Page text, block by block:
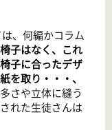
、何編かコラム
子はなく、これ
子に合ったデザ
を取り・・・、
さや立体に縫う
れた生徒さんは